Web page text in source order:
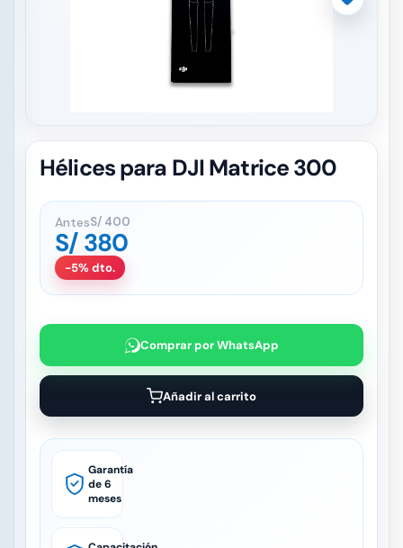
Hélices para DJI Matrice 300
AntesS/ 400
S/ 380
-5% dto.
Comprar por WhatsApp
Añadir al carrito
Garantía
de 6
meses